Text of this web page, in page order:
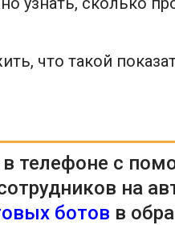
что такой
телефоне с
на
ботов в